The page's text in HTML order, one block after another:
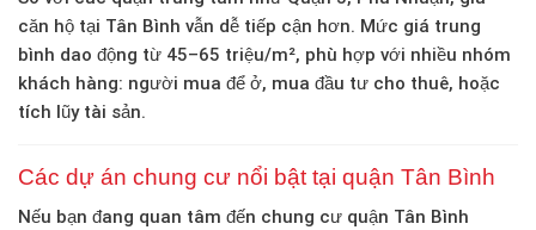
căn hộ tại Tân Bình vẫn dễ tiếp cận hơn. Mức giá trung
bình dao động từ 45–65 triệu/m², phù hợp với nhiều nhóm
khách hàng: người mua để ở, mua đầu tư cho thuê, hoặc
tích lũy tài sản.
Các dự án chung cư nổi bật tại quận Tân Bình
Nếu bạn đang quan tâm đến chung cư quận Tân Bình